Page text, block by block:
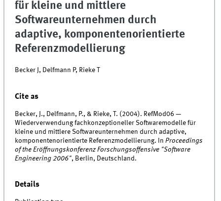
für kleine und mittlere
Softwareunternehmen durch
adaptive, komponentenorientierte
Referenzmodellierung
Becker J, Delfmann P, Rieke T
Cite as
Becker, J., Delfmann, P., & Rieke, T. (2004). RefMod06 —
Wiederverwendung fachkonzeptioneller Softwaremodelle für
kleine und mittlere Softwareunternehmen durch adaptive,
komponentenorientierte Referenzmodellierung. InProceedings
of the Eröffnungskonferenz Forschungsoffensive "Software
Engineering 2006", Berlin, Deutschland.
Details